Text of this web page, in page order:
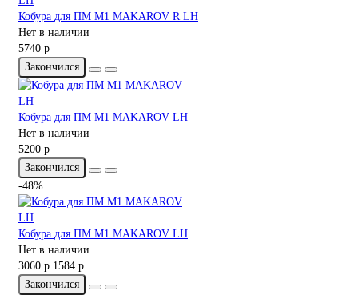
Кобура для ПМ M1 MAKAROV R LH
Нет в наличии
5740 р
Закончился
Кобура для ПМ M1 MAKAROV LH
Нет в наличии
5200 р
Закончился
-48%
Кобура для ПМ M1 MAKAROV LH
Нет в наличии
3060 р 1584 р
Закончился